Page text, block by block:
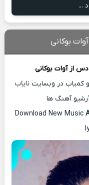
...
بوکانی
دس ازآوات بوکانی
و کمیاب در وبسایت نایاب
آهنگ ها
Download New Music